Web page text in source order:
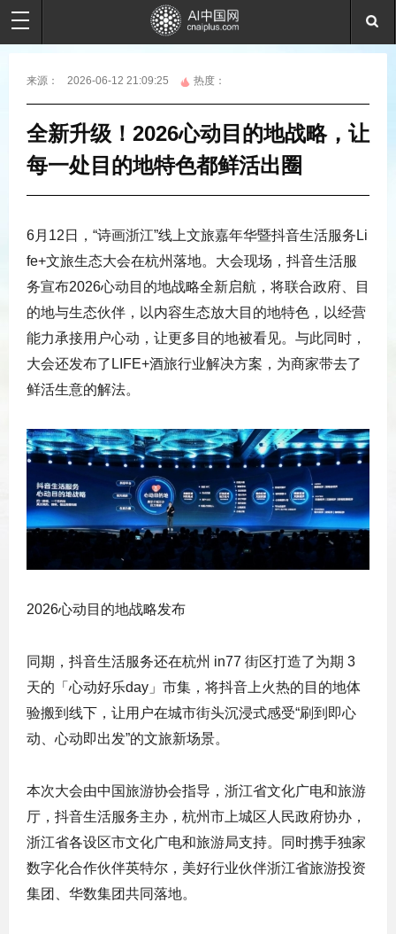
来源： 2026-06-12 21:09:25 热度：
全新升级！2026心动目的地战略，让
每一处目的地特色都鲜活出圈
6月12日，“诗画浙江”线上文旅嘉年华暨抖音生活服务Li
fe+文旅生态大会在杭州落地。大会现场，抖音生活服
务宣布2026心动目的地战略全新启航，将联合政府、目
的地与生态伙伴，以内容生态放大目的地特色，以经营
能力承接用户心动，让更多目的地被看见。与此同时，
大会还发布了LIFE+酒旅行业解决方案，为商家带去了
鲜活生意的解法。
2026心动目的地战略发布
同期，抖音生活服务还在杭州 in77 街区打造了为期 3
天的「心动好乐day」市集，将抖音上火热的目的地体
验搬到线下，让用户在城市街头沉浸式感受“刷到即心
动、心动即出发”的文旅新场景。
本次大会由中国旅游协会指导，浙江省文化广电和旅游
厅，抖音生活服务主办，杭州市上城区人民政府协办，
浙江省各设区市文化广电和旅游局支持。同时携手独家
数字化合作伙伴英特尔，美好行业伙伴浙江省旅游投资
集团、华数集团共同落地。